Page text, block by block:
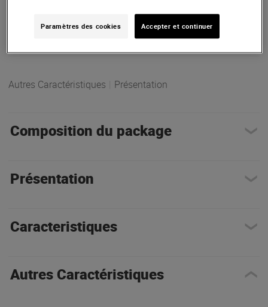
Autres Caractéristiques Présentation
Composition du package
Présentation
Caracteristiques
Autres Caractéristiques
Paramètres des cookies Accepter et continuer